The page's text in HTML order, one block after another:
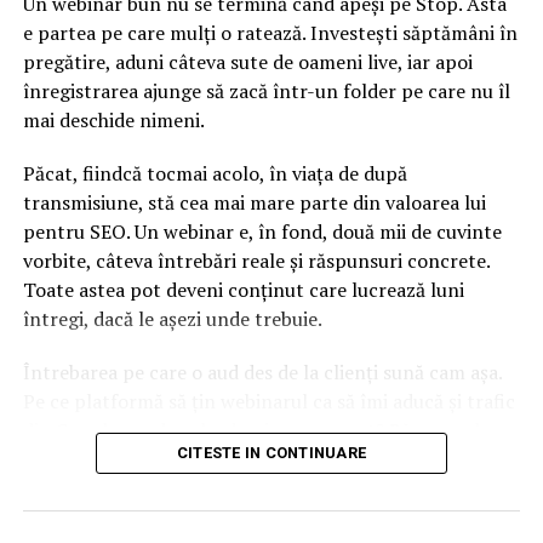
(HIPA), Audi Hungaria a devenit cel mai mare investitor
străin din ţară, din 1993 divizia germană a grupului
Volkswagen investind în ţara vecină circa opt miliarde
de euro. Pentru comparaţie, cel mai mare grup auto
prezent în România, Renault, a investit aici circa 2,8
Pe lângă cele 33,3 milioane de motoare produse la uzina
maghiară, Audi produce în Ungaria modelele A3
Limuzină, A3 Cabriolet, TT Coupé, TT Roadster şi Q3.
ieşit de pe liniile de asamblare ale Audi Hungaria Zrt.
Pe lângă Audi, în Ungaria sunt produse şi modele ale
mărcilor Mercedes-Benz, Suzuki, Opel şi Fiat.
e partea pe care mulți o ratează. Investești săptămâni în
pregătire, aduni câteva sute de oameni live, iar apoi
înregistrarea ajunge să zacă într-un folder pe care nu îl
mai deschide nimeni.
Păcat, fiindcă tocmai acolo, în viața de după
transmisiune, stă cea mai mare parte din valoarea lui
pentru SEO. Un webinar e, în fond, două mii de cuvinte
vorbite, câteva întrebări reale și răspunsuri concrete.
Toate astea pot deveni conținut care lucrează luni
întregi, dacă le așezi unde trebuie.
Întrebarea pe care o aud des de la clienți sună cam așa.
din Google, nu doar lead-uri pe moment? Răspunsul
scurt e că platforma contează, dar nu în felul în care
CITESTE IN CONTINUARE